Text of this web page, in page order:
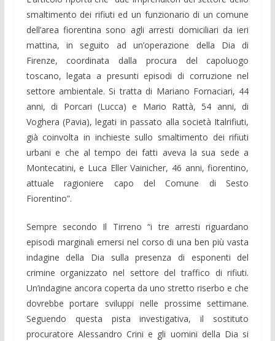
smaltimento dei rifiuti ed un funzionario di un comune
dell’area fiorentina sono agli arresti domiciliari da ieri
mattina, in seguito ad un’operazione della Dia di
Firenze, coordinata dalla procura del capoluogo
toscano, legata a presunti episodi di corruzione nel
settore ambientale. Si tratta di Mariano Fornaciari, 44
anni, di Porcari (Lucca) e Mario Rattà, 54 anni, di
Voghera (Pavia), legati in passato alla società Italrifiuti,
già coinvolta in inchieste sullo smaltimento dei rifiuti
urbani e che al tempo dei fatti aveva la sua sede a
Montecatini, e Luca Eller Vainicher, 46 anni, fiorentino,
attuale ragioniere capo del Comune di Sesto
Fiorentino”.
Sempre secondo Il Tirreno “i tre arresti riguardano
episodi marginali emersi nel corso di una ben più vasta
indagine della Dia sulla presenza di esponenti del
crimine organizzato nel settore del traffico di rifiuti.
Un’indagine ancora coperta da uno stretto riserbo e che
dovrebbe portare sviluppi nelle prossime settimane.
Seguendo questa pista investigativa, il sostituto
procuratore Alessandro Crini e gli uomini della Dia si